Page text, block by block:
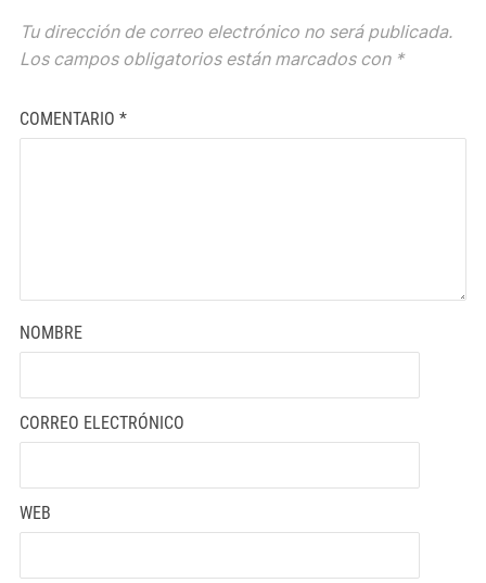
Tu dirección de correo electrónico no será publicada.
Los campos obligatorios están marcados con *
COMENTARIO *
NOMBRE
CORREO ELECTRÓNICO
WEB